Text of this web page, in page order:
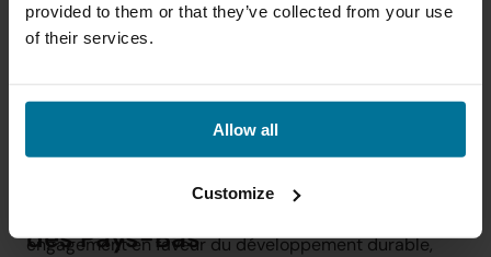
provided to them or that they’ve collected from your use
of their services.
Allow all
Customize
avec des sièges de vélo durables
des Pays-Bas
Chez Qibbel, nous aspirons à un avenir durable où
qualité et responsabilité environnementale vont de
engagement en faveur du développement durable,